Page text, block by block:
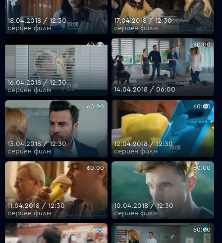
18.04.2018 / 12:30
сериен филм
17.04.2018 / 12:30
сериен филм
60:00
16.04.2018 / 12:30
сериен филм
60:00
14.04.2018 / 06:00
60:00
13.04.2018 / 12:30
сериен филм
60:00
12.04.2018 / 12:30
сериен филм
60:00
11.04.2018 / 12:30
сериен филм
60:00
10.04.2018 / 12:30
сериен филм
60:00 60:00